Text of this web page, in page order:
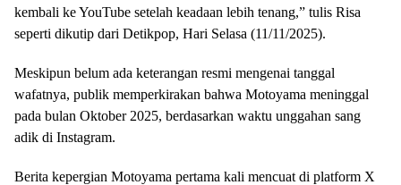
kembali ke YouTube setelah keadaan lebih tenang,” tulis Risa
seperti dikutip dari Detikpop, Hari Selasa (11/11/2025).
Meskipun belum ada keterangan resmi mengenai tanggal
wafatnya, publik memperkirakan bahwa Motoyama meninggal
pada bulan Oktober 2025, berdasarkan waktu unggahan sang
adik di Instagram.
Berita kepergian Motoyama pertama kali mencuat di platform X